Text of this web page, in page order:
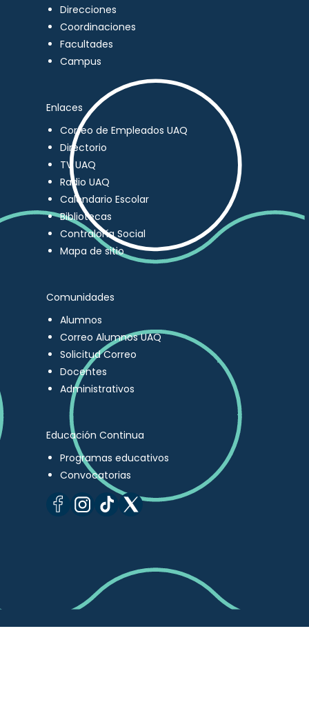
Direcciones
Coordinaciones
Facultades
Campus
Enlaces
Correo de Empleados UAQ
Directorio
TV UAQ
Radio UAQ
Calendario Escolar
Bibliotecas
Contraloría Social
Mapa de sitio
Comunidades
Alumnos
Correo Alumnos UAQ
Solicitud Correo
Docentes
Administrativos
Educación Continua
Programas educativos
Convocatorias